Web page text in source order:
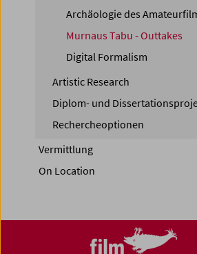
Archäologie des
Murnaus Tabu - Outtakes
Digital Formalism
Artistic Research
Diplom- und
Rechercheoptionen
Vermittlung
On Location